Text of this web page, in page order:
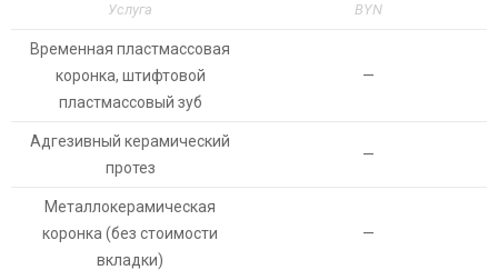
Услуга BYN
Временная пластмассовая
коронка, штифтовой
пластмассовый зуб
—
Адгезивный керамический
протез
—
Металлокерамическая
коронка (без стоимости
вкладки)
—